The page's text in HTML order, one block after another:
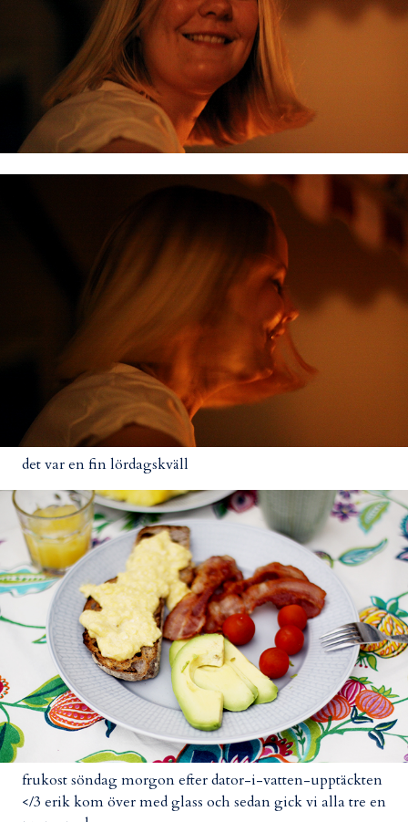
det var en fin lördagskväll
frukost söndag morgon efter dator-i-vatten-upptäckten
</3 erik kom över med glass och sedan gick vi alla tre en